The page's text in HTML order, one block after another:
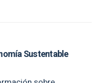
Sustentable